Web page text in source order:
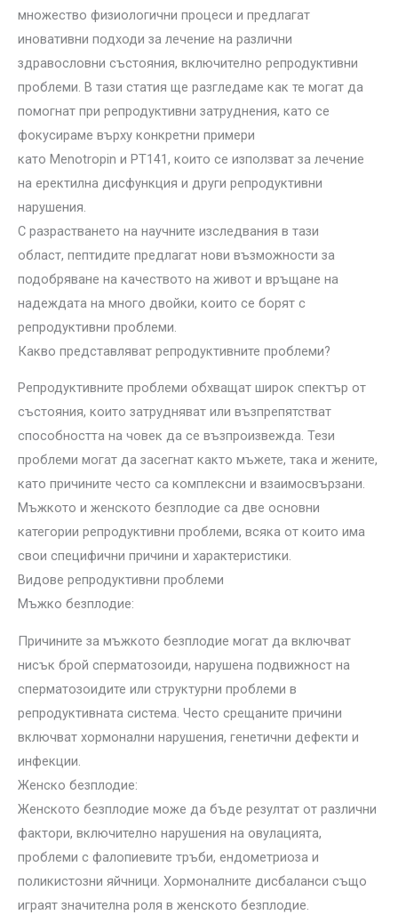
множество физиологични процеси и предлагат
иновативни подходи за лечение на различни
здравословни състояния, включително репродуктивни
проблеми. В тази статия ще разгледаме как те могат да
помогнат при репродуктивни затруднения, като се
фокусираме върху конкретни примери
като Menotropin и PT141, които се използват за лечение
на еректилна дисфункция и други репродуктивни
нарушения.
С разрастването на научните изследвания в тази
област, пептидите предлагат нови възможности за
подобряване на качеството на живот и връщане на
надеждата на много двойки, които се борят с
репродуктивни проблеми.
Какво представляват репродуктивните проблеми?
Репродуктивните проблеми обхващат широк спектър от
състояния, които затрудняват или възпрепятстват
способността на човек да се възпроизвежда. Тези
проблеми могат да засегнат както мъжете, така и жените,
като причините често са комплексни и взаимосвързани.
Мъжкото и женското безплодие са две основни
категории репродуктивни проблеми, всяка от които има
свои специфични причини и характеристики.
Видове репродуктивни проблеми
Мъжко безплодие:
Причините за мъжкото безплодие могат да включват
нисък брой сперматозоиди, нарушена подвижност на
сперматозоидите или структурни проблеми в
репродуктивната система. Често срещаните причини
включват хормонални нарушения, генетични дефекти и
инфекции.
Женско безплодие:
Женското безплодие може да бъде резултат от различни
фактори, включително нарушения на овулацията,
проблеми с фалопиевите тръби, ендометриоза и
поликистозни яйчници. Хормоналните дисбаланси също
играят значителна роля в женското безплодие.